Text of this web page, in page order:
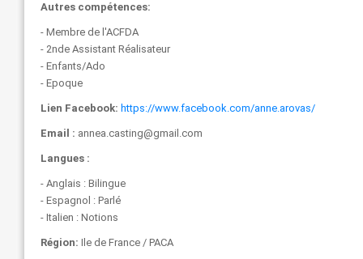
Autres compétences:
- Membre de l'ACFDA
- 2nde Assistant Réalisateur
- Enfants/Ado
- Epoque
Lien Facebook: https://www.facebook.com/anne.arovas/
Email : annea.casting@gmail.com
Langues :
- Anglais : Bilingue
- Espagnol : Parlé
- Italien : Notions
Région: Ile de France / PACA